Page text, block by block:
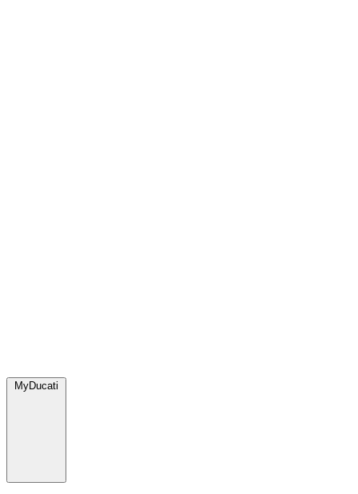
MyDucati